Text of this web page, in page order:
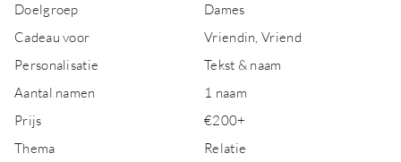
Doelgroep
Dames
Cadeau voor
Vriendin, Vriend
Personalisatie
Tekst & naam
Aantal namen
1 naam
Prijs
€200+
Thema
Relatie